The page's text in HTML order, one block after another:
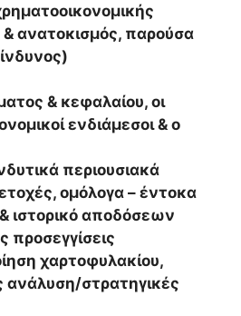
ανατοκισμός, παρούσα
& κεφαλαίου, οι
ενδιάμεσοι & ο
περιουσιακά
ομόλογα – έντοκα
ιστορικό αποδόσεων
προσεγγίσεις
χαρτοφυλακίου,
ανάλυση/στρατηγικές